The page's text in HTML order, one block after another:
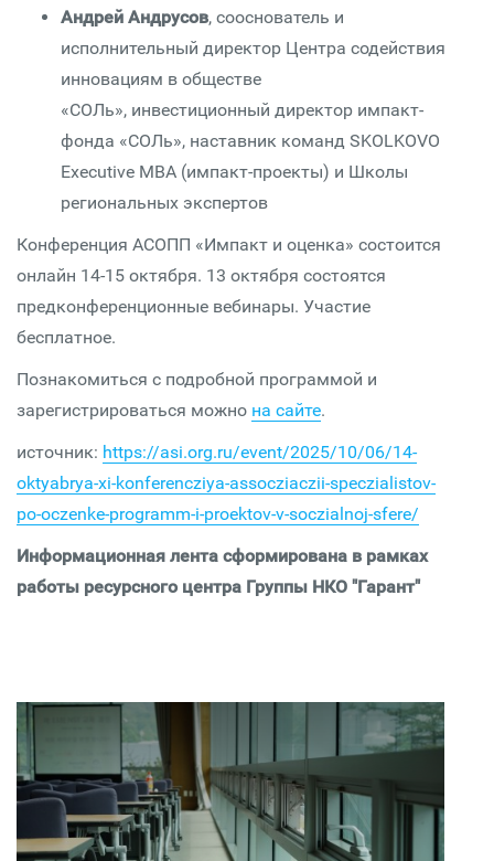
Андрей Андрусов, сооснователь и
исполнительный директор Центра содействия
инновациям в обществе
«СОЛь», инвестиционный директор импакт-
фонда «СОЛь», наставник команд SKOLKOVO
Executive MBA (импакт-проекты) и Школы
региональных экспертов
Конференция АСОПП «Импакт и оценка» состоится
онлайн 14-15 октября. 13 октября состоятся
предконференционные вебинары. Участие
бесплатное.
Познакомиться с подробной программой и
зарегистрироваться можно на сайте.
источник: https://asi.org.ru/event/2025/10/06/14-
oktyabrya-xi-konferencziya-assocziaczii-speczialistov-
po-oczenke-programm-i-proektov-v-soczialnoj-sfere/
Информационная лента сформирована в рамках
работы ресурсного центра Группы НКО "Гарант"